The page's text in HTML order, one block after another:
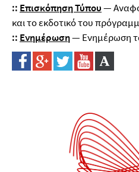
:: Επισκόπηση Τύπου—
και το εκδοτικό του
:: Ενημέρωση— Ενημέρωση